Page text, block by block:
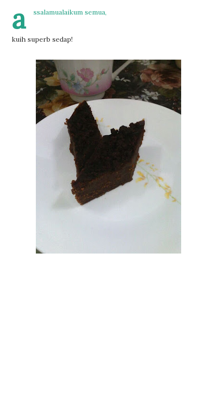
a ssalamualaikum semua,
kuih superb sedap!